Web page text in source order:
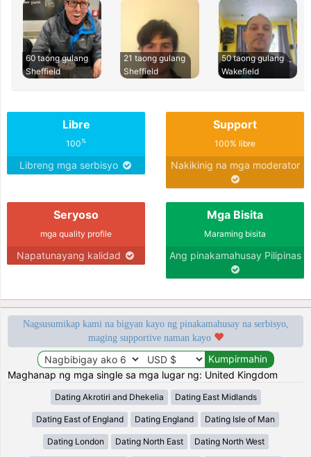
60 taong gulang
Sheffield
21 taong gulang
Sheffield
50 taong gulang
Wakefield
Libre
100%
Libreng mga serbisyo
Support
100% libre
Nakikinig na mga moderator
Seryoso
mga quality profile
Napatunayang kalidad
Mga Bisita
Maraming bisita
Ang pinakamahusay Pilipinas
Nagsusumikap kami na bigyan kayo ng pinakamahusay na serbisyo,
maging supportive naman kayo
Maghanap ng mga single sa mga lugar ng: United Kingdom
Dating Akrotiri and Dhekelia Dating East Midlands
Dating East of England Dating England Dating Isle of Man
Dating London Dating North East Dating North West